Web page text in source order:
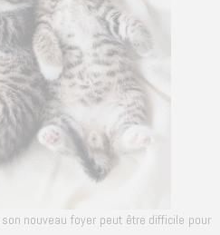
nouveau foyer peut être difficile pour